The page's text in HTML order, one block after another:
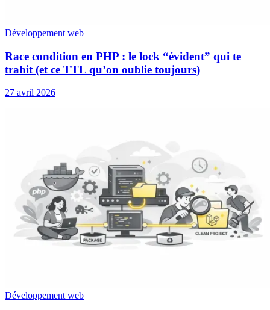
Développement web
Race condition en PHP : le lock “évident” qui te
trahit (et ce TTL qu’on oublie toujours)
27 avril 2026
Développement web